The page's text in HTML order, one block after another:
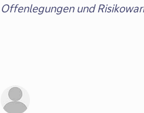
Offenlegungen und